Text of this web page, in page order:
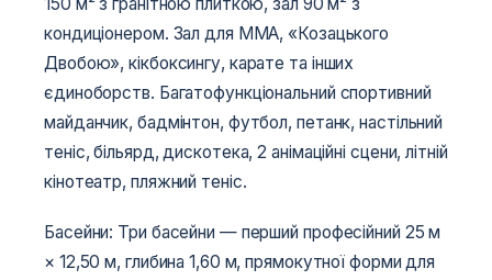
кондиціонером. Зал для ММА, «Козацького
Двобою», кікбоксингу, карате та інших
єдиноборств. Багатофункціональний спортивний
майданчик, бадмінтон, футбол, петанк, настільний
теніс, більярд, дискотека, 2 анімаційні сцени, літній
кінотеатр, пляжний теніс.
Басейни: Три басейни — перший професійний 25 м
× 12,50 м, глибина 1,60 м, прямокутної форми для